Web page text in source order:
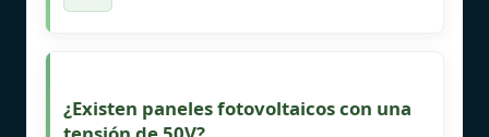
¿Existen paneles fotovoltaicos con una